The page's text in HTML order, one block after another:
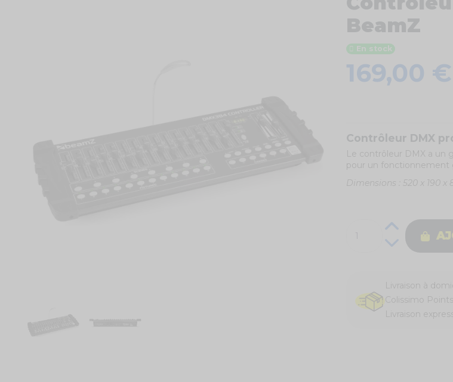
BeamZ
En stock
169,00 €
Contrôleur DMX
Le contrôleur DMX a un
pour un fonctionnement
Dimensions : 520 x 190 x
Livraison à
Colissimo Points
Livraison